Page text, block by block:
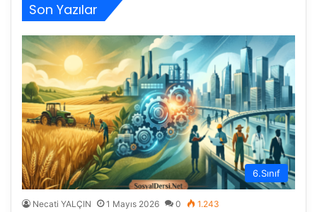
Son Yazılar
6.Sınıf
Necati YALÇIN 1 Mayıs 2026 0 1.243